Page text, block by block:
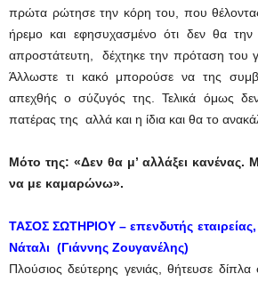
πρώτα ρώτησε την κόρη του, που
ήρεμο και εφησυχασμένο ότι δεν θα
απροστάτευτη, δέχτηκε την πρόταση του
Άλλωστε τι κακό μπορούσε να της
απεχθής ο σύζυγός της. Τελικά όμως
πατέρας της αλλά και η ίδια και θα το
Μότο της: «Δεν θα μ’ αλλάξει
να με καμαρώνω».
ΤΑΣΟΣ ΣΩΤΗΡΙΟΥ– επενδυτής
Νάταλι (Γιάννης Ζουγανέλης)
Πλούσιος δεύτερης γενιάς, θήτευσε δίπλα